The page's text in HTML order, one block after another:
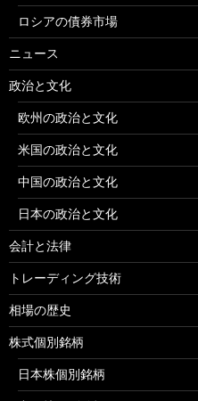
ロシアの債券市場
ニュース
政治と文化
欧州の政治と文化
米国の政治と文化
中国の政治と文化
日本の政治と文化
会計と法律
トレーディング技術
相場の歴史
株式個別銘柄
日本株個別銘柄